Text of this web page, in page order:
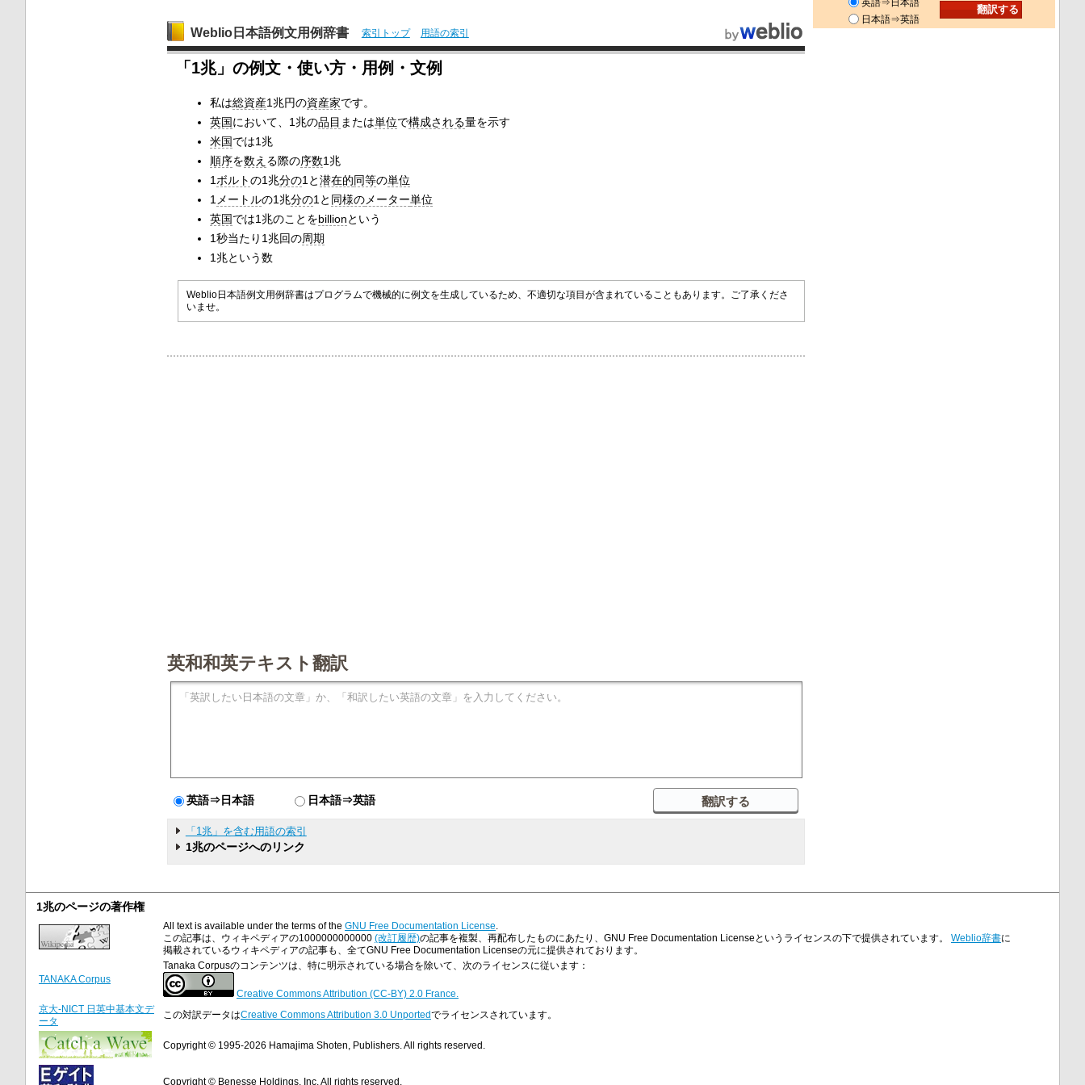
Weblio日本語例文用例辞書 索引トップ 用語の索引
「1兆」の例文・使い方・用例・文例
私は総資産1兆円の資産家です。
英国において、1兆の品目 または単位で構成される量を示す
米国では1兆
順序を数え る際の序数1兆
1 ボルトの1兆分の1と潜在的同等の単位
1 メートルの1兆分の1と 同様のメーター単位
英国では1兆のことをbillionという
1秒当たり1兆回の周期
1兆という数
Weblio日本語例文用例辞書はプログラムで機械的に例文を生成しているため、不適切な項目が含まれていることもあります。ご了承くださ
いませ。
英和和英テキスト翻訳
英語⇒日本語 日本語⇒英語
「1兆」を含む用語の索引
1兆のページへのリンク
英語⇒日本語
日本語⇒英語
1兆のページの著作権
All text is available under the terms of the GNU Free Documentation License
この記事は、ウィキペディアの1000000000000 (改訂履歴)の記事を複製、再配布したものにあたり、GNU Free Documentation Licenseというライセンスの下で提供されています。 Weblio辞書に
掲載されているウィキペディアの記事も、全てGNU Free Documentation Licenseの元に提供されております。
TANAKA Corpus
Tanaka Corpusのコンテンツは、特に明示されている場合を除いて、次のライセンスに従います：
Creative Commons Attribution (CC-BY) 2.0 France.
京大-NICT 日英中基本文デ
ータ
この対訳データはCreative Commons Attribution 3.0 Unportedでライセンスされています。
Copyright © 1995-2026 Hamajima Shoten, Publishers. All rights reserved.
Copyright © Benesse Holdings, Inc. All rights reserved.